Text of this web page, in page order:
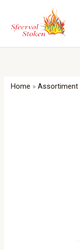
inhoud
Home »Assortiment